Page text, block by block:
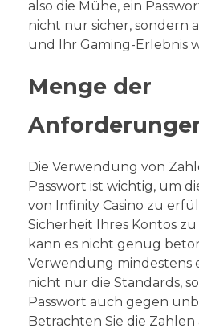
also die Mühe, ein
nicht nur sicher, sondern
und Ihr Gaming-Erlebnis
Menge der
Die Verwendung von
Passwort ist wichtig, um
von Infinity Casino zu
Sicherheit Ihres Kontos
kann es nicht genug
Verwendung mindestens
nicht nur die Standards,
Passwort auch gegen
Betrachten Sie die Zahlen